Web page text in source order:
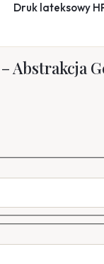
Druk lateksowy
Abstrakcja